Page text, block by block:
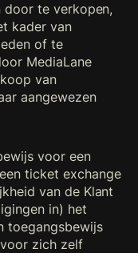
door te verkopen,
kader van
of te
MediaLane
van
aangewezen
voor een
ticket exchange
van de Klant
in) het
toegangsbewijs
zich zelf